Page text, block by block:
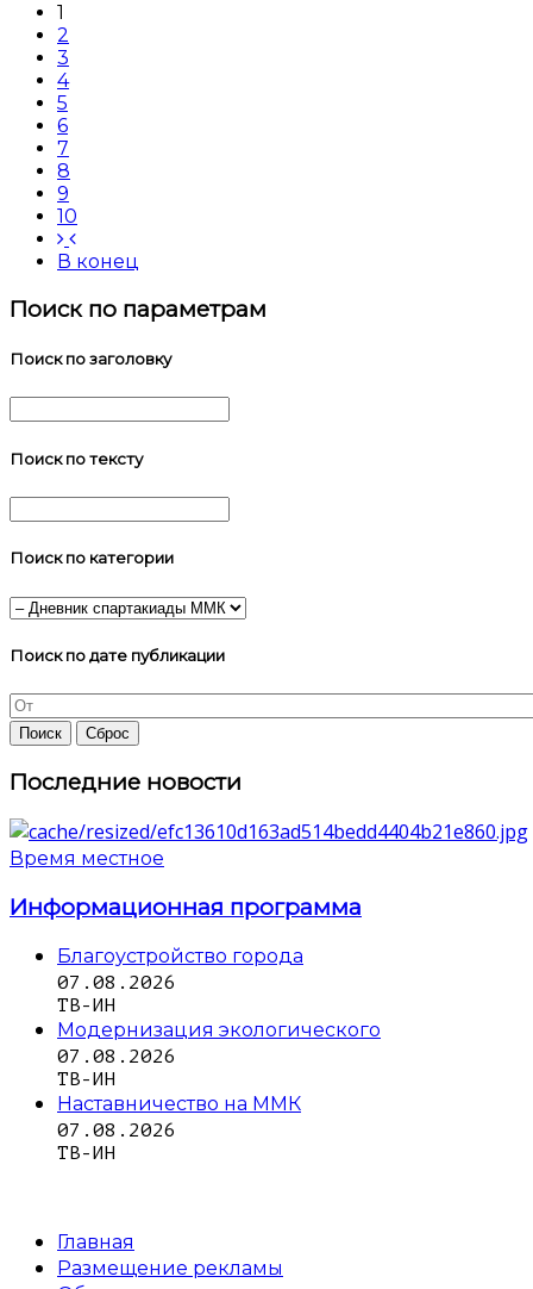
1
2
3
4
5
6
7
8
9
10
В конец
Поиск по параметрам
Поиск по заголовку
Поиск по тексту
Поиск по категории
Поиск по дате публикации
Последние новости
Время местное
Информационная программа
Благоустройство города
07.08.2026
ТВ-ИН
Модернизация экологического
07.08.2026
ТВ-ИН
Наставничество на ММК
07.08.2026
ТВ-ИН
Главная
Размещение рекламы